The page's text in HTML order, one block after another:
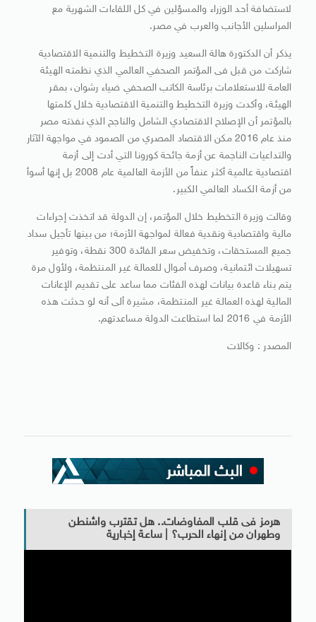
لاستضافة أحد الوزراء والمسؤلين في كل اللقاءات الشهرية مع
المراسلين الأجانب والعرب في مصر.
يذكر أن الدكتورة هالة السعيد وزيرة التخطيط والتنمية الاقتصادية
شاركت من قبل فى المؤتمر الصحفي العالمي الذي نظمته الهيئة
العامة للاستعلامات برئاسة الكاتب الصحفي ضياء رشوان، بمقر
الهيئة، وأكدت وزيرة التخطيط والتنمية الاقتصادية خلال كلمتها
بالمؤتمر أن الإصلاح الاقتصادي الشامل والناجح الذي نفذته مصر
منذ عام 2016 مكن الاقتصاد المصري من الصمود في مواجهة الآثار
والتداعيات الناجمة عن أزمة جائحة كورونا التي أدت إلى أزمة
اقتصادية عالمية أكثر عنفاً من الأزمة العالمية عام 2008 بل إنها أسوأ
من أزمة الكساد العالمي الكبير.
وقالت وزيرة التخطيط خلال المؤتمر، إن الدولة قد اتخذت إجراءات
مالية واقتصادية ونقدية فعالة لمواجهة الأزمة؛ من بينها تأجيل سداد
جميع المستحقات، وتخفيض سعر الفائدة 300 نقطة، وتوفير
تسهيلات ائتمانية، وصرف أموال للعمالة غير المنتظمة، ولأول مرة
يتم بناء قاعدة بيانات لهذه الفئات مما ساعد على تقديم الإعانات
المالية لهذه العمالة غير المنتظمة، مشيرة ألى أنه لو حدثت هذه
الأزمة في 2016 لما استطاعت الدولة مساعدتهم.
المصدر : وكالات
هرمز فى قلب المفاوضات.. هل تقترب واشنطن
وطهران من إنهاء الحرب؟ | ساعة إخبارية